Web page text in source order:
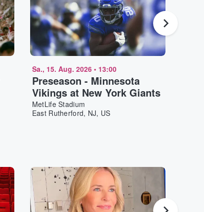
Sa., 15. Aug. 2026• 13:00
Preseason - Minnesota
Vikings at New York Giants
MetLife Stadium
East Rutherford, NJ, US